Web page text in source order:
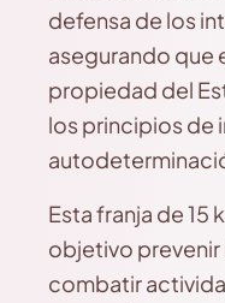
defensa de los
asegurando que
propiedad del
los principios de
Esta franja de
objetivo prevenir
combatir